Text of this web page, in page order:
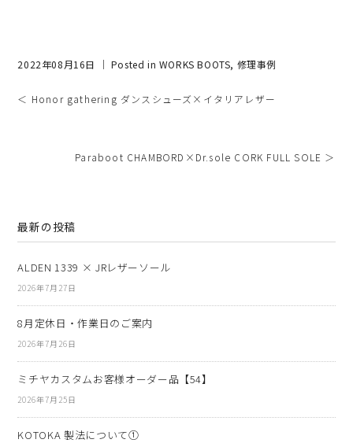
2022年08月16日 ｜ Posted in WORKS BOOTS, 修理事例
＜ Honor gathering ダンスシューズ×イタリアレザー
Paraboot CHAMBORD×Dr.sole CORK FULL SOLE ＞
最新の投稿
ALDEN 1339 × JRレザーソール
2026年7月27日
8月定休日・作業日のご案内
2026年7月26日
ミチヤカスタムお客様オーダー品【54】
2026年7月25日
KOTOKA 製法について①